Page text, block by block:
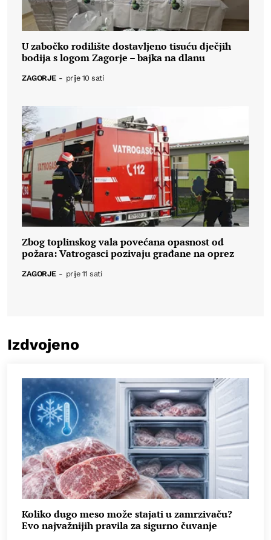
U zabočko rodilište dostavljeno tisuću dječjih
bodija s logom Zagorje – bajka na dlanu
ZAGORJE - prije 10 sati
Zbog toplinskog vala povećana opasnost od
požara: Vatrogasci pozivaju građane na oprez
ZAGORJE - prije 11 sati
Izdvojeno
Koliko dugo meso može stajati u zamrzivaču?
Evo najvažnijih pravila za sigurno čuvanje